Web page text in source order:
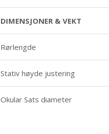
DIMENSJONER & VEKT
Rørlengde
Stativ høyde justering
Okular Sats diameter